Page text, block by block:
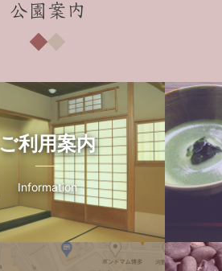
公園案内
ご利用案内
Information